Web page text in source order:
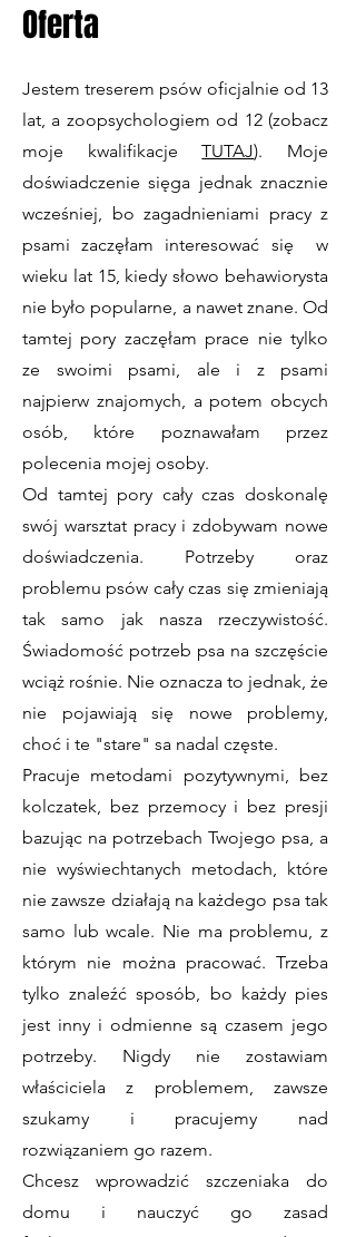
Oferta
Jestem treserem psów oficjalnie od 13
lat, a zoopsychologiem od 12 (zobacz
moje kwalifikacjeTUTAJ). Moje
doświadczenie sięga jednak znacznie
wcześniej, bo zagadnieniami pracy z
psami zaczęłam interesować się w
wieku lat 15, kiedy słowo behawiorysta
nie było popularne, a nawet znane. Od
tamtej pory zaczęłam prace nie tylko
ze swoimi psami, ale i z psami
najpierw znajomych, a potem obcych
osób, które poznawałam przez
polecenia mojej osoby.
Od tamtej pory cały czas doskonalę
swój warsztat pracy i zdobywam nowe
doświadczenia. Potrzeby oraz
problemu psów cały czas się zmieniają
tak samo jak nasza rzeczywistość.
Świadomość potrzeb psa na szczęście
wciąż rośnie. Nie oznacza to jednak, że
nie pojawiają się nowe problemy,
choć i te "stare" sa nadal częste.
Pracuje metodami pozytywnymi, bez
kolczatek, bez przemocy i bez presji
bazując na potrzebach Twojego psa, a
nie wyświechtanych metodach, które
nie zawsze działają na każdego psa tak
samo lub wcale. Nie ma problemu, z
którym nie można pracować. Trzeba
tylko znaleźć sposób, bo każdy pies
jest inny i odmienne są czasem jego
potrzeby. Nigdy nie zostawiam
właściciela z problemem, zawsze
szukamy i pracujemy nad
rozwiązaniem go razem.
Chcesz wprowadzić szczeniaka do
domu i nauczyć go zasad